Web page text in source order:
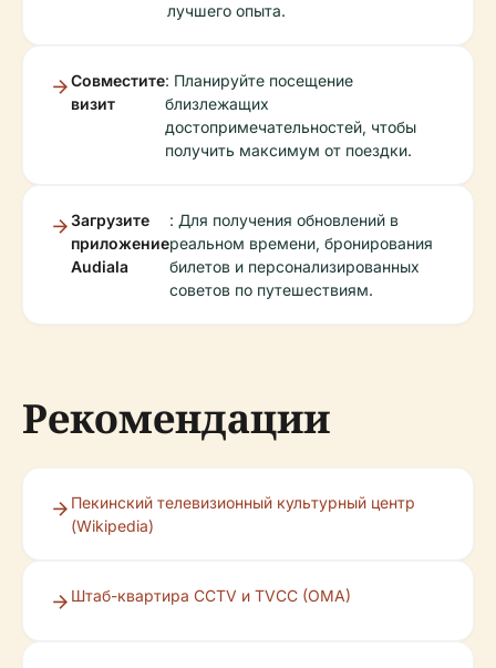
лучшего опыта.
Совместите
визит
: Планируйте посещение
близлежащих
достопримечательностей, чтобы
получить максимум от поездки.
Загрузите
приложение
Audiala
: Для получения обновлений в
реальном времени, бронирования
билетов и персонализированных
советов по путешествиям.
Рекомендации
Пекинский телевизионный культурный центр
(Wikipedia)
Штаб-квартира CCTV и TVCC (OMA)